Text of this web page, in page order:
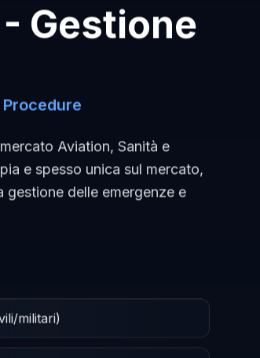
- Gestione
Aviation, Sanità e
e spesso unica sul mercato,
delle emergenze e
militari)